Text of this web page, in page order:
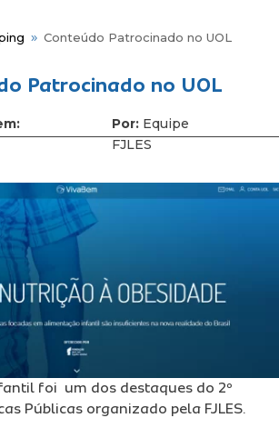
9 Conteúdo Patrocinado no UOL
Patrocinado no UOL
Por:Equipe
FJLES
foi um dos destaques do 2º
Públicas organizado pela FJLES.